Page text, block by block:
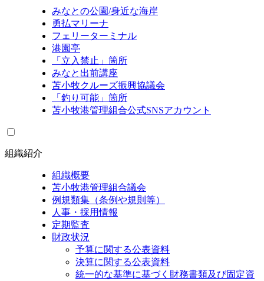
みなとの公園/身近な海岸
勇払マリーナ
フェリーターミナル
港園亭
「立入禁止」箇所
みなと出前講座
苫小牧クルーズ振興協議会
「釣り可能」箇所
苫小牧港管理組合公式SNSアカウント
組織紹介
組織概要
苫小牧港管理組合議会
例規類集（条例や規則等）
人事・採用情報
定期監査
財政状況
予算に関する公表資料
決算に関する公表資料
統一的な基準に基づく財務書類及び固定資